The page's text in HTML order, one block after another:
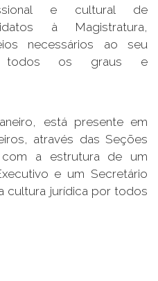
e cultural de
à Magistratura,
necessários ao seu
todos os graus e
está presente em
através das Seções
com a estrutura de um
e um Secretário
cultura jurídica por todos